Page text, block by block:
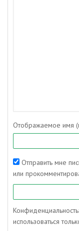
Отображаемое имя
Отправить мне
или
использоваться